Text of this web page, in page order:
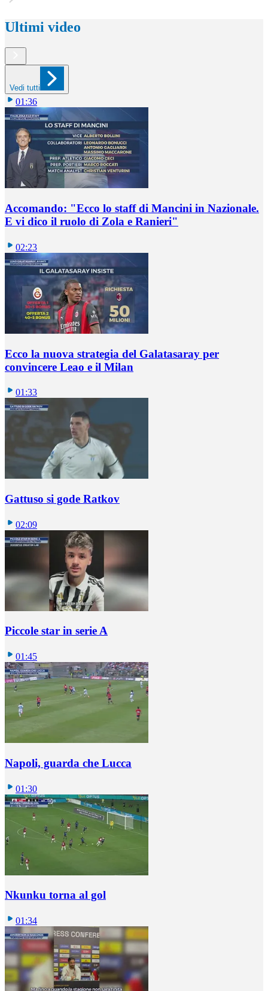
Ultimi video
Vedi tutti
01:36
Accomando: "Ecco lo staff di Mancini in Nazionale.
E vi dico il ruolo di Zola e Ranieri"
02:23
Ecco la nuova strategia del Galatasaray per
convincere Leao e il Milan
01:33
Gattuso si gode Ratkov
02:09
Piccole star in serie A
01:45
Napoli, guarda che Lucca
01:30
Nkunku torna al gol
01:34